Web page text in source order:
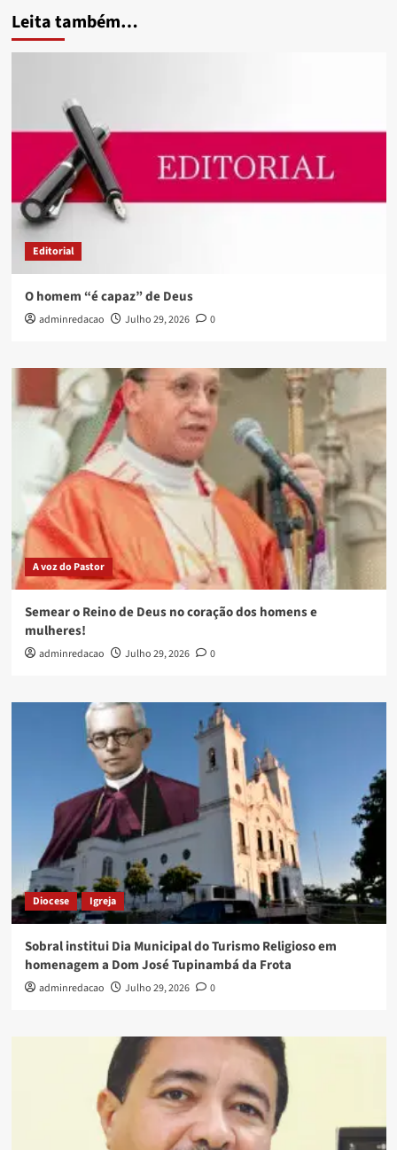
Leita também…
Editorial
O homem “é capaz” de Deus
adminredacao Julho 29, 2026 0
A voz do Pastor
Semear o Reino de Deus no coração dos homens e
mulheres!
adminredacao Julho 29, 2026 0
Diocese Igreja
Sobral institui Dia Municipal do Turismo Religioso em
homenagem a Dom José Tupinambá da Frota
adminredacao Julho 29, 2026 0